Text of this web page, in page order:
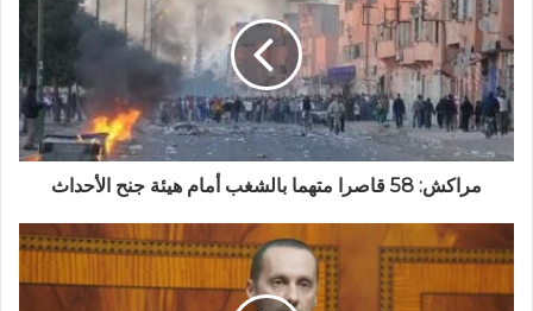
مراكش: 58 قاصرا متهما بالشغب أمام هيئة جنح الأحداث